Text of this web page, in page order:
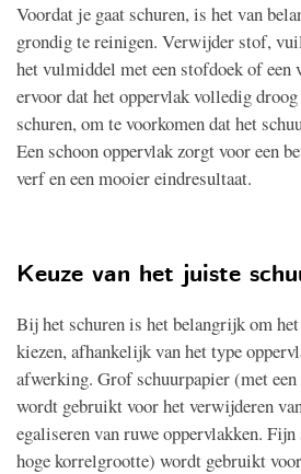
Voordat je gaat schuren, is het van
grondig te reinigen. Verwijder stof,
het vulmiddel met een stofdoek of een
ervoor dat het oppervlak volledig
schuren, om te voorkomen dat het
Een schoon oppervlak zorgt voor een
verf en een mooier eindresultaat.
Keuze van het juiste
Bij het schuren is het belangrijk om
kiezen, afhankelijk van het type
afwerking. Grof schuurpapier (met
wordt gebruikt voor het verwijderen
egaliseren van ruwe oppervlakken.
hoge korrelgrootte) wordt gebruikt